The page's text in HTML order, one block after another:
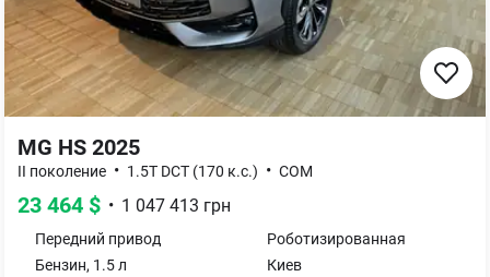
MG HS 2025
II поколение • 1.5T DCT (170 к.с.) • COM
23 464 $ • 1 047 413 грн
Передний привод
Роботизированная
Бензин, 1.5л Киев